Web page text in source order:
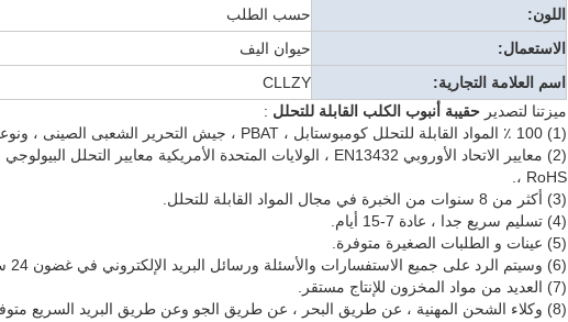
اللون:
حسب الطلب
الاستعمال:
حيوان اليف
اسم العلامة التجارية:
CLLZY
ميزتنا لتصدير حقيبة أنبوب الكلب القابلة للتحلل :
(1) 100 ٪ المواد القابلة للتحلل كومبوستابل ، PBAT ، جيش التحرير الشعبى الصينى ، ونوعية ممتازة.
RoHS ،.
(3) أكثر من 8 سنوات من الخبرة في مجال المواد القابلة للتحلل.
(4) تسليم سريع جدا ، عادة 7-15 أيام.
(5) عينات و الطلبات الصغيرة متوفرة.
(6) وسيتم الرد على جميع الاستفسارات والأسئلة ورسائل البريد الإلكتروني في غضون 24 ساعة.
(7) العديد من مواد المخزون للإنتاج مستقر.
(8) وكلاء الشحن المهنية ، عن طريق البحر ، عن طريق الجو وعن طريق البريد السريع متوفرة.